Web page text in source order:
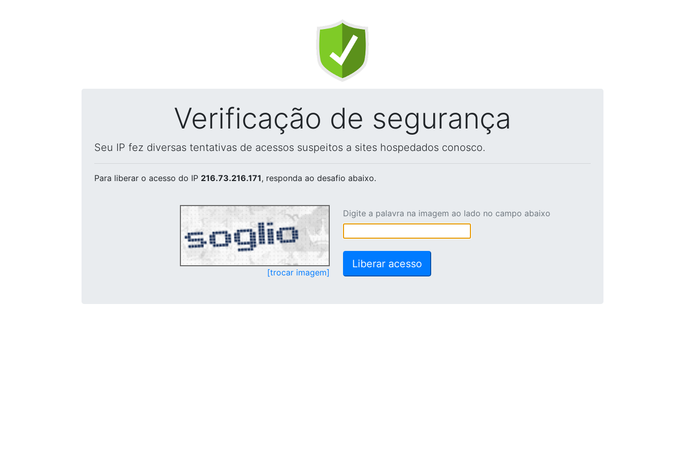
Verificação de segurança
Seu IP fez diversas tentativas de acessos suspeitos a sites hospedados conosco.
Para liberar o acesso do IP 216.73.216.171, responda ao desafio abaixo.
[trocar imagem]
Digite a palavra na imagem ao lado no campo abaixo